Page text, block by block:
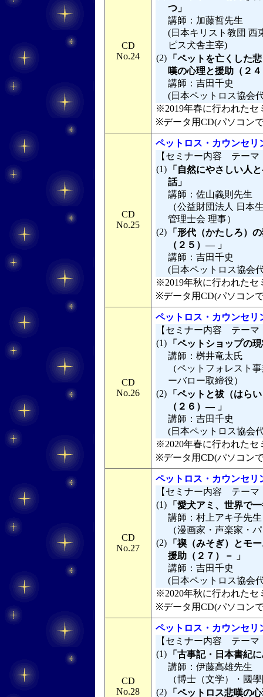
CD
No.24
つ」
講師：加藤哲先生
(日本キリスト教団 西
ピス犬舎主宰)
(2)
「ペットを亡くした
嘆の心理と援助（２
講師：吉田千史
(日本ペットロス協会
※2019年春に行われたセ
※データ用CD(パソコン
CD
No.25
ペットロス・カウンセ
【セミナー内容 テーマ
(1)
「自然にやさしい人
話」
講師：佐山義則先生
（公益財団法人 日本
管理士会 理事）
(2)
「形代（かたしろ）
（２５）― 」
講師：吉田千史
(日本ペットロス協会
※2019年秋に行われたセ
※データ用CD(パソコン
CD
No.26
ペットロス・カウンセ
【セミナー内容 テーマ
(1)
「ペットショップの
講師：桝井竜太氏
（ペットフォレスト
ーバロー取締役）
(2)
「ペットと祓（はら
（２６）― 」
講師：吉田千史
(日本ペットロス協会
※2020年春に行われたセ
※データ用CD(パソコン
CD
No.27
ペットロス・カウンセ
【セミナー内容 テーマ
(1)
「愛犬アミ、世界で
講師：村上アキ子先生
（漫画家・声楽家・
(2)
「禊（みそぎ）とモ
援助（２７）－ 」
講師：吉田千史
(日本ペットロス協会
※2020年秋に行われたセ
※データ用CD(パソコン
CD
No.28
ペットロス・カウンセ
【セミナー内容 テーマ
(1)
「古事記・日本書紀
講師：伊藤高雄先生
（博士（文学）・國
(2)
「ペットロス悲嘆の